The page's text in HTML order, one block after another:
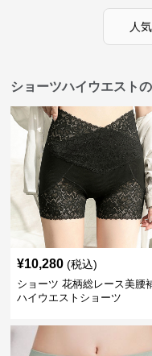
人
ショーツハイウエスト
¥10,280 (税込)
ショーツ 花柄総レース美腰
ハイウエストショーツ